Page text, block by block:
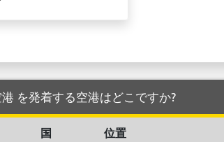
を発着する空港はどこですか?
国 位置